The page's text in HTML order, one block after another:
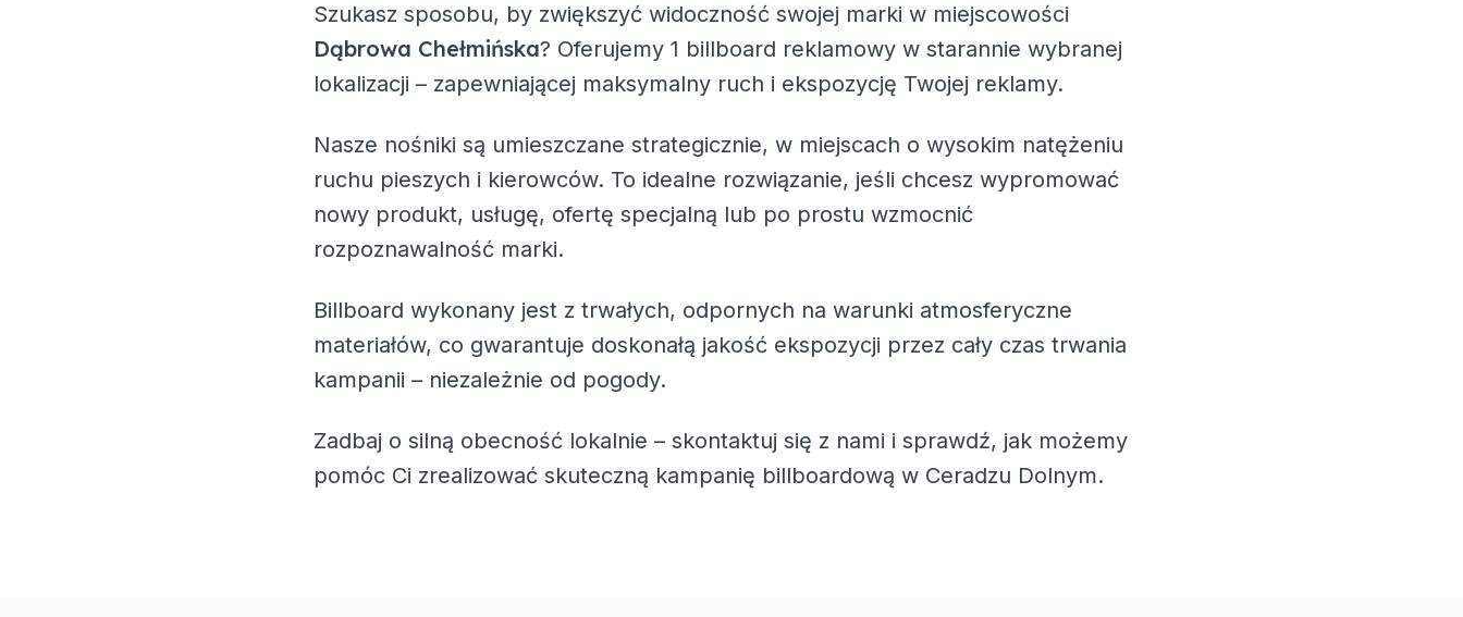
Szukasz sposobu, by zwiększyć widoczność swojej marki w miejscowości
Dąbrowa Chełmińska? Oferujemy 1 billboard reklamowy w starannie wybranej
lokalizacji – zapewniającej maksymalny ruch i ekspozycję Twojej reklamy.
Nasze nośniki są umieszczane strategicznie, w miejscach o wysokim natężeniu
ruchu pieszych i kierowców. To idealne rozwiązanie, jeśli chcesz wypromować
nowy produkt, usługę, ofertę specjalną lub po prostu wzmocnić
rozpoznawalność marki.
Billboard wykonany jest z trwałych, odpornych na warunki atmosferyczne
materiałów, co gwarantuje doskonałą jakość ekspozycji przez cały czas trwania
kampanii – niezależnie od pogody.
Zadbaj o silną obecność lokalnie – skontaktuj się z nami i sprawdź, jak możemy
pomóc Ci zrealizować skuteczną kampanię billboardową w Ceradzu Dolnym.